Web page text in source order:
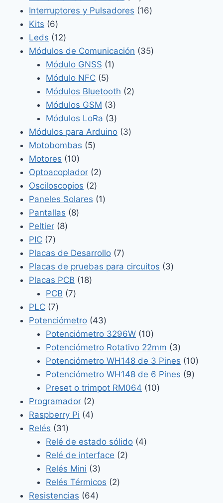
productos
Interruptores y Pulsadores 1616
Kits 66
productos
Leds 1212
productos
Módulos de Comunicación 3535
Módulo GNSS 11
Módulo NFC 55
productos
Módulos Bluetooth 22
Módulos GSM 33
productos
Módulos LoRa 33
productos
Módulos para Arduino 33
Motobombas 55
Motores 1010
productos
Optoacoplador 22
Osciloscopios 22
productos
Paneles Solares 11
Pantallas 88
Peltier 88
PIC 77
productos
Placas de Desarrollo 77
productos
Placas de pruebas para circuitos 33
Placas PCB 1818
PCB 77
PLC 77
productos
Potenciómetro 4343
productos
Potenciómetro 3296W 1010
productos
Potenciómetro Rotativo 22mm 33
productos
Potenciómetro WH148 de 3 Pines 1010
Potenciómetro WH148 de 6 Pines 99
Preset o trimpot RM064 1010
Programador 22
productos
Raspberry Pi 44
Relés 3131
productos
Relé de estado sólido 44
Relé de interface 22
Relés Mini 33
productos
Relés Térmicos 22
Resistencias 6464